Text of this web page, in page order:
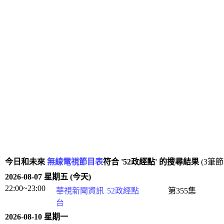
今日和未來 無線電視節目表符合 '52政經點' 的搜尋結果 (3筆
2026-08-07 星期五 (今天)
22:00~23:00
華視新聞資訊
台
52政經點 第355集
2026-08-10 星期一